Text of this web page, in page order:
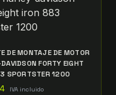
DE MONTAJE DE MOTOR
FORTY EIGHT
SPORTSTER 1200
IVA incluido